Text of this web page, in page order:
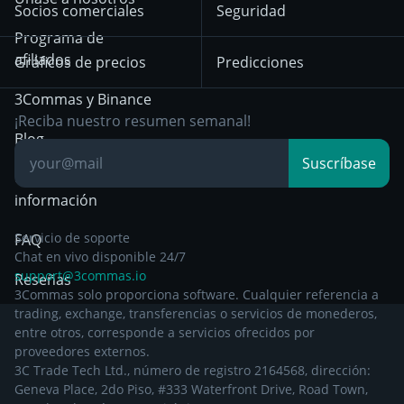
Bybit
Position Trading
Breakout Trading
Aviso de privacidad a
partir del 29 de
diciembre de 2024
Otra documentación
legal
Programa de
afiliados
3Commas y Binance
Blog
Centro de
información
FAQ
Reseñas
Socios comerciales
Gráficos de precios
Seguridad
Predicciones
¡Reciba nuestro resumen semanal!
Suscríbase
Servicio de soporte
Chat en vivo disponible 24/7
support@3commas.io
3Commas solo proporciona software. Cualquier referencia a
trading, exchange, transferencias o servicios de monederos,
entre otros, corresponde a servicios ofrecidos por
proveedores externos.
3C Trade Tech Ltd., número de registro 2164568, dirección:
Geneva Place, 2do Piso, #333 Waterfront Drive, Road Town,